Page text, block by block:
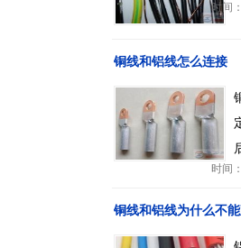
时间
铜线和铝线怎么连接
时间
铜线和铝线为什么不